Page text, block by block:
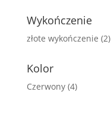
Wykończenie
złote wykończenie (2)
Kolor
Czerwony (4)